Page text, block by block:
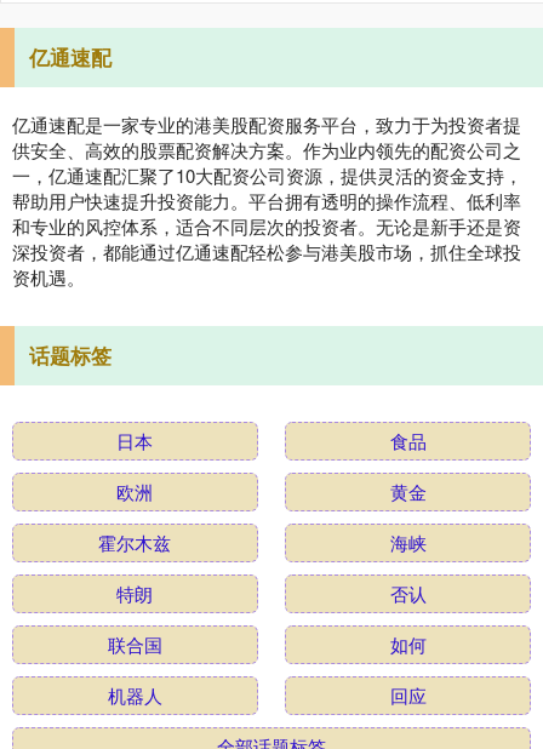
亿通速配
亿通速配是一家专业的港美股配资服务平台，致力于为投资者提
供安全、高效的股票配资解决方案。作为业内领先的配资公司之
一，亿通速配汇聚了10大配资公司资源，提供灵活的资金支持，
帮助用户快速提升投资能力。平台拥有透明的操作流程、低利率
和专业的风控体系，适合不同层次的投资者。无论是新手还是资
深投资者，都能通过亿通速配轻松参与港美股市场，抓住全球投
资机遇。
话题标签
日本
食品
欧洲
黄金
霍尔木兹
海峡
特朗
否认
联合国
如何
机器人
回应